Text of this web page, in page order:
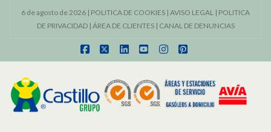
6 de agosto de 2026 | POLITICA DE COOKIES | AVISO LEGAL | POLITICA
DE PRIVACIDAD| ÁREA DE CLIENTES| CANAL DE DENUNCIAS
Facebook
X LinkedInYouTubeInstagram
Pinterest